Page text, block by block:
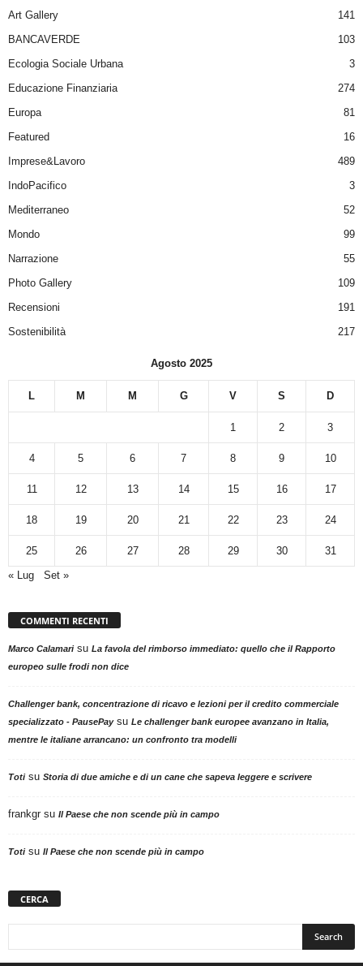
Art Gallery
141
BANCAVERDE
103
Ecologia Sociale Urbana
3
Educazione Finanziaria
274
Europa
81
Featured
16
Imprese&Lavoro
489
IndoPacifico
3
Mediterraneo
52
Mondo
99
Narrazione
55
Photo Gallery
109
Recensioni
191
Sostenibilità
217
Agosto 2025
L M M G V S D
1 2 3
4 5 6 7 8 9 10
11 12 13 14 15 16 17
18 19 20 21 22 23 24
25 26 27 28 29 30
31
« Lug
Set »
COMMENTI RECENTI
Marco Calamarisu La favola del rimborso immediato: quello che il Rapporto
europeo sulle frodi non dice
Challenger bank, concentrazione di ricavo e lezioni per il credito commerciale
specializzato - PausePaysu Le challenger bank europee avanzano in Italia,
mentre le italiane arrancano: un confronto tra modelli
Totisu Storia di due amiche e di un cane che sapeva leggere e scrivere
frankgr su Il Paese che non scende più in campo
Totisu Il Paese che non scende più in campo
CERCA